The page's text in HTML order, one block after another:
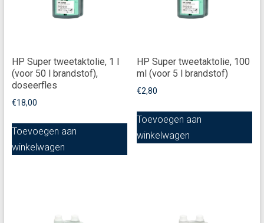
HP Super tweetaktolie, 1 l
(voor 50 l brandstof),
doseerfles
€18,00
Toevoegen aan
winkelwagen
HP Super tweetaktolie, 100
ml (voor 5 l brandstof)
€2,80
Toevoegen aan
winkelwagen